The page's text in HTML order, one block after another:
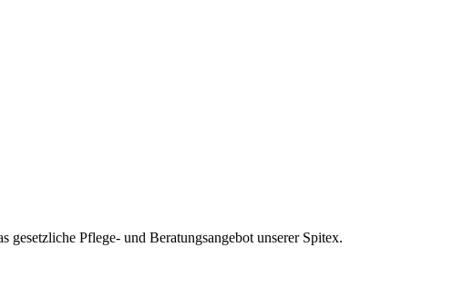
Pflege- und Beratungsangebot unserer Spitex.